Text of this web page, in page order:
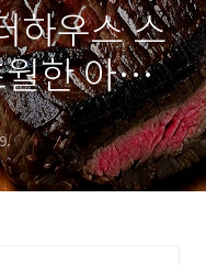
하우스 스
한 아메